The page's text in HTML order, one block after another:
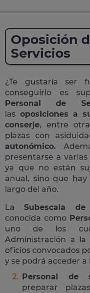
Oposición
Servicios
¿Te gustaría ser
conseguirlo es
Personal de
las oposiciones a
conserje, entre
plazas con
autonómico.
presentarse a
ya que no están
anual, sino que
largo del año.
LaSubescala
conocida como
uno de los
Administración a
oficios convocados
y se podrá acceder
Personal de
preparar